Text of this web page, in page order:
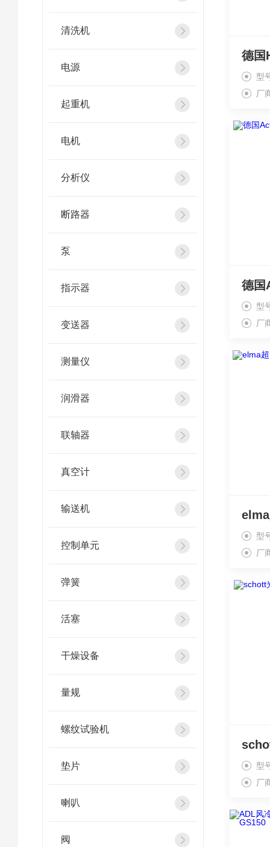
清洗机
电源
起重机
电机
分析仪
断路器
泵
指示器
变送器
测量仪
润滑器
联轴器
真空计
输送机
控制单元
弹簧
活塞
干燥设备
量规
螺纹试验机
垫片
喇叭
阀
型
厂
型
厂
型
厂
型
厂